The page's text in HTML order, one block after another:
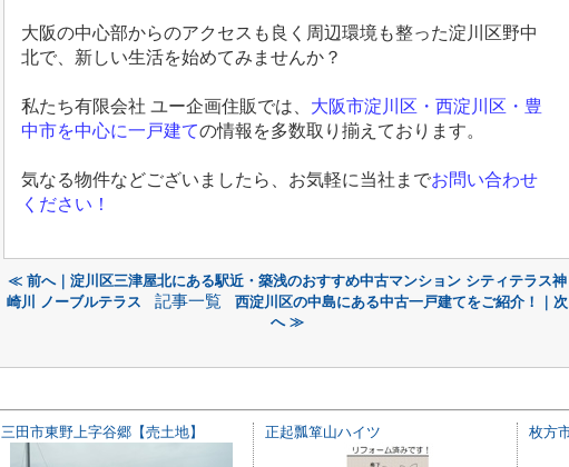
大阪の中心部からのアクセスも良く周辺環境も整った淀川区野中
北で、新しい生活を始めてみませんか？
私たち有限会社 ユー企画住販では、 大阪市淀川区・西淀川区・豊
中市を中心に一戸建ての情報を多数取り揃えております。
気なる物件などございましたら、お気軽に当社までお問い合わせ
ください！
≪ 前へ｜淀川区三津屋北にある駅近・築浅のおすすめ中古マンション シティテラス神
崎川 ノーブルテラス
記事一覧
西淀川区の中島にある中古一戸建てをご紹介！｜次
へ ≫
三田市東野上字谷郷【売土地】 正起瓢箪山ハイツ